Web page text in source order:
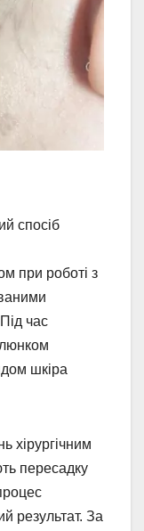
спосіб
при роботі з
час
шкіра
хірургічним
пересадку
результат. За